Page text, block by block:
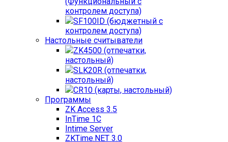
контролем доступа)
SF100ID (бюджетный с
контролем доступа)
Настольные считыватели
ZK4500 (отпечатки,
настольный)
SLK20R (отпечатки,
настольный)
CR10 (карты, настольный)
Программы
ZK Access 3.5
InTime 1С
Intime Server
ZKTime.NET 3.0